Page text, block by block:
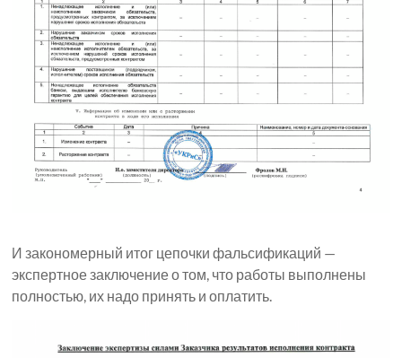
И закономерный итог цепочки фальсификаций —
экспертное заключение о том, что работы выполнены
полностью, их надо принять и оплатить.